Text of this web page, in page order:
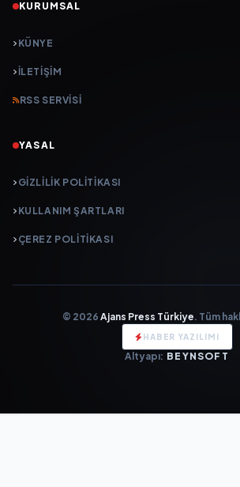
KURUMSAL
KÜNYE
İLETIŞIM
RSS SERVISI
YASAL
GIZLILIK POLITIKASI
KULLANIM ŞARTLARI
ÇEREZ POLITIKASI
© 2026 Ajans Press Türkiye. Tüm
HABER YAZILIMI
Altyapı: BEYNSOFT